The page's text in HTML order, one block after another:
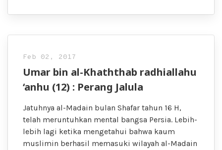
Feb 02, 2017
Umar bin al-Khaththab radhiallahu
‘anhu (12) : Perang Jalula
Jatuhnya al-Madain bulan Shafar tahun 16 H,
telah meruntuhkan mental bangsa Persia. Lebih-
lebih lagi ketika mengetahui bahwa kaum
muslimin berhasil memasuki wilayah al-Madain